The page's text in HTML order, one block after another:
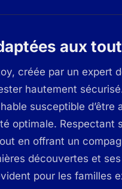
aux
créée par un expert
hautement
susceptible d’être
optimale. Respectant
en offrant un
découvertes et
pour les familles